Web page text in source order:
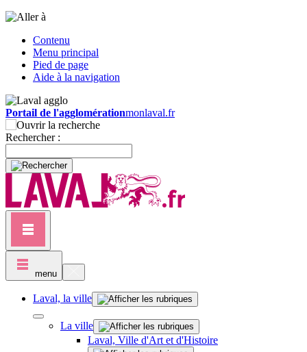
Contenu
Menu principal
Pied de page
Aide à la navigation
Portail de l'agglomérationmonlaval.fr
Rechercher :
menu
Laval, la ville
La ville
Laval, Ville d'Art et d'Histoire